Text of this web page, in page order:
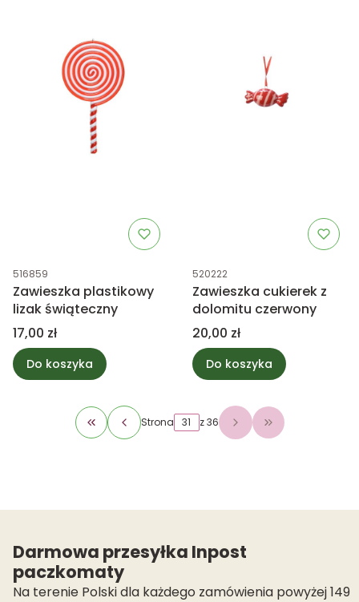
Kod produktu
516859
Zawieszka plastikowy
lizak świąteczny
Cena
17,00 zł
Do koszyka
Kod produktu
520222
Zawieszka cukierek z
dolomitu czerwony
Cena
20,00 zł
Do koszyka
Wróć do pierwszej strony z produktami
Strona z 36 Przejdź do
Darmowa przesyłka Inpost
paczkomaty
Na terenie Polski dla każdego zamówienia powyżej 149